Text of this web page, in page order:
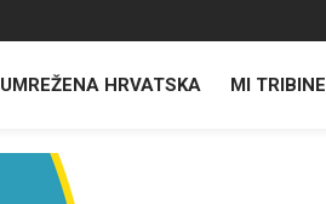
UMREŽENA HRVATSKA MI TRIBINE